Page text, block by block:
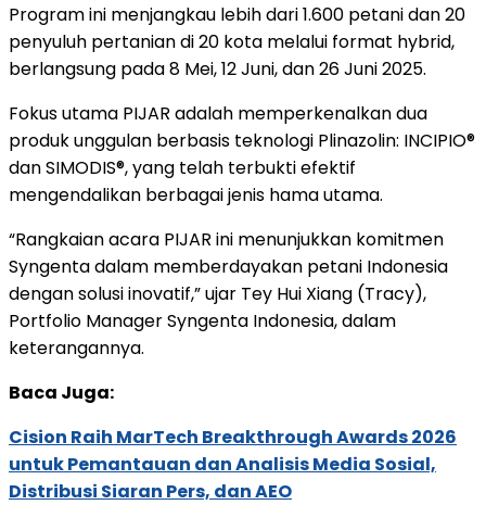
Program ini menjangkau lebih dari 1.600 petani dan 20
penyuluh pertanian di 20 kota melalui format hybrid,
berlangsung pada 8 Mei, 12 Juni, dan 26 Juni 2025.
Fokus utama PIJAR adalah memperkenalkan dua
produk unggulan berbasis teknologi Plinazolin: INCIPIO®
dan SIMODIS®, yang telah terbukti efektif
mengendalikan berbagai jenis hama utama.
“Rangkaian acara PIJAR ini menunjukkan komitmen
Syngenta dalam memberdayakan petani Indonesia
dengan solusi inovatif,” ujar Tey Hui Xiang (Tracy),
Portfolio Manager Syngenta Indonesia, dalam
keterangannya.
Baca Juga:
Cision Raih MarTech Breakthrough Awards 2026
untuk Pemantauan dan Analisis Media Sosial,
Distribusi Siaran Pers, dan AEO